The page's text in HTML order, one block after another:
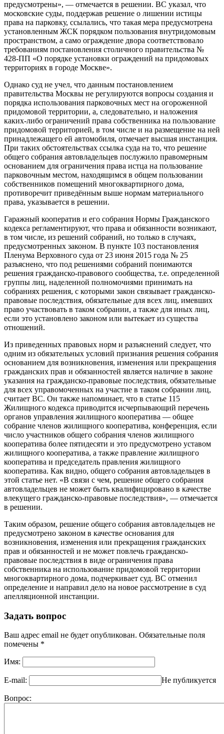
предусмотрены», — отмечается в решении. ВС указал, что
московские суды, поддержав решение о лишении истицы
права на парковку, ссылались, что такая мера предусмотрена
установленным ЖСК порядком пользования внутридомовым
пространством, а само ограждение двора соответствовало
требованиям постановления столичного правительства №
428-ПП «О порядке установки ограждений на придомовых
территориях в городе Москве».
Однако суд не учел, что данным постановлением
правительства Москвы не регулируются вопросы создания и
порядка использования парковочных мест на огороженной
придомовой территории, а, следовательно, и наложения
каких-либо ограничений права собственника на пользование
придомовой территорией, в том числе и на размещение на ней
принадлежащего ей автомобиля, отмечает высшая инстанция.
При таких обстоятельствах ссылка суда на то, что решение
общего собрания автовладельцев послужило правомерным
основанием для ограничения права истца на пользование
парковочным местом, находящимся в общем пользовании
собственников помещений многоквартирного дома,
противоречит приведённым выше нормам материального
права, указывается в решении.
Гаражный кооператив и его собрания Нормы Гражданского
кодекса регламентируют, что права и обязанности возникают,
в том числе, из решений собраний, но только в случаях,
предусмотренных законом. В пункте 103 постановления
Пленума Верховного суда от 23 июня 2015 года № 25
разъяснено, что под решениями собраний понимаются
решения гражданско-правового сообщества, т.е. определенной
группы лиц, наделенной полномочиями принимать на
собраниях решения, с которыми закон связывает гражданско-
правовые последствия, обязательные для всех лиц, имевших
право участвовать в таком собрании, а также для иных лиц,
если это установлено законом или вытекает из существа
отношений.
Из приведенных правовых норм и разъяснений следует, что
одним из обязательных условий признания решения собрания
основанием для возникновения, изменения или прекращения
гражданских прав и обязанностей является наличие в законе
указания на гражданско-правовые последствия, обязательные
для всех управомоченных на участие в таком собрании лиц,
считает ВС. Он также напоминает, что в статье 115
Жилищного кодекса приводится исчерпывающий перечень
органов управления жилищного кооператива — общее
собрание членов жилищного кооператива, конференция, если
число участников общего собрания членов жилищного
кооператива более пятидесяти и это предусмотрено уставом
жилищного кооператива, а также правление жилищного
кооператива и председатель правления жилищного
кооператива. Как видно, общего собрания автовладельцев в
этой статье нет. «В связи с чем, решение общего собрания
автовладельцев не может быть квалифицировано в качестве
влекущего гражданско-правовые последствия», — отмечается
в решении.
Таким образом, решение общего собрания автовладельцев не
предусмотрено законом в качестве основания для
возникновения, изменения или прекращения гражданских
прав и обязанностей и не может повлечь гражданско-
правовые последствия в виде ограничения права
собственника на использование придомовой территории
многоквартирного дома, подчеркивает суд. ВС отменил
определение и направил дело на новое рассмотрение в суд
апелляционной инстанции.
Задать вопрос
Ваш адрес email не будет опубликован. Обязательные поля
помечены *
Имя:
E-mail: Не публикуется
Вопрос: